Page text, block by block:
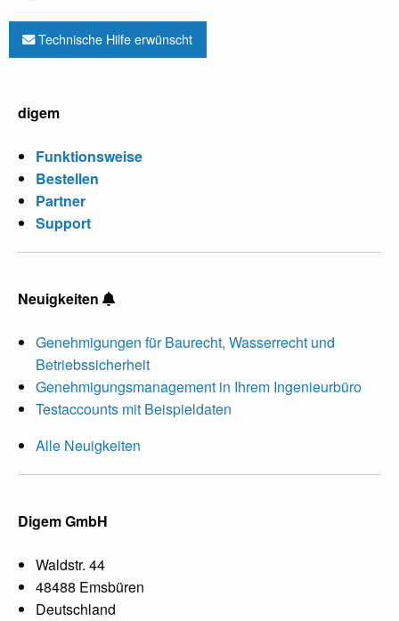
Technische Hilfe erwünscht
digem
Funktionsweise
Bestellen
Partner
Support
Neuigkeiten
Genehmigungen für Baurecht, Wasserrecht und
Betriebssicherheit
Genehmigungsmanagement in Ihrem Ingenieurbüro
Testaccounts mit Beispieldaten
Alle Neuigkeiten
Digem GmbH
Waldstr. 44
48488 Emsbüren
Deutschland